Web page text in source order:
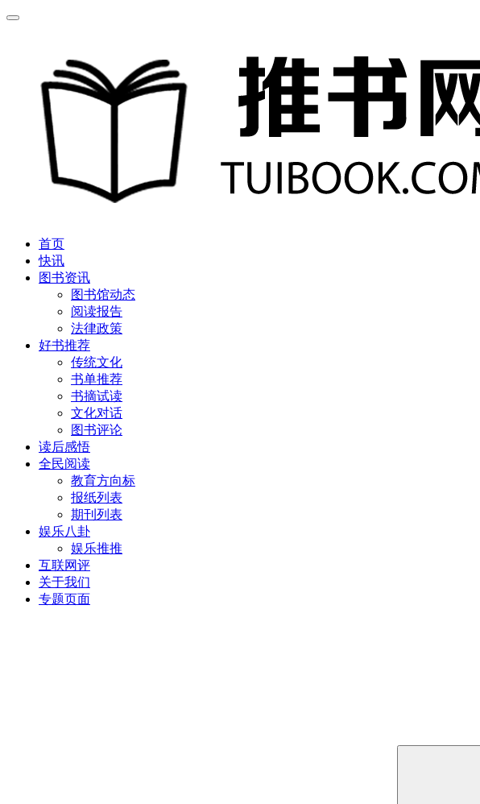
首页
快讯
图书资讯
图书馆动态
阅读报告
法律政策
好书推荐
传统文化
书单推荐
书摘试读
文化对话
图书评论
读后感悟
全民阅读
教育方向标
报纸列表
期刊列表
娱乐八卦
娱乐推推
互联网评
关于我们
专题页面